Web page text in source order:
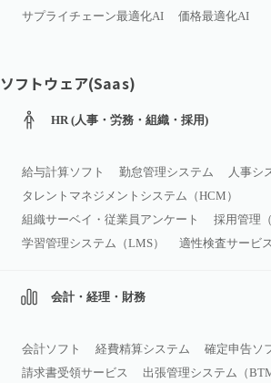
サプライチェーン最適化AI
価格最適化AI
ソフトウェア(Saas)
HR (人事・労務・組織・採用)
給与計算ソフト 勤怠管理システム
人事シ
タレントマネジメントシステム（HCM）
組織サーベイ・従業員アンケート
採用管理（
学習管理システム（LMS）
適性検査サービス
会計・経理・財務
会計ソフト 経費精算システム
確定申告ソ
請求書受領サービス
出張管理システム（